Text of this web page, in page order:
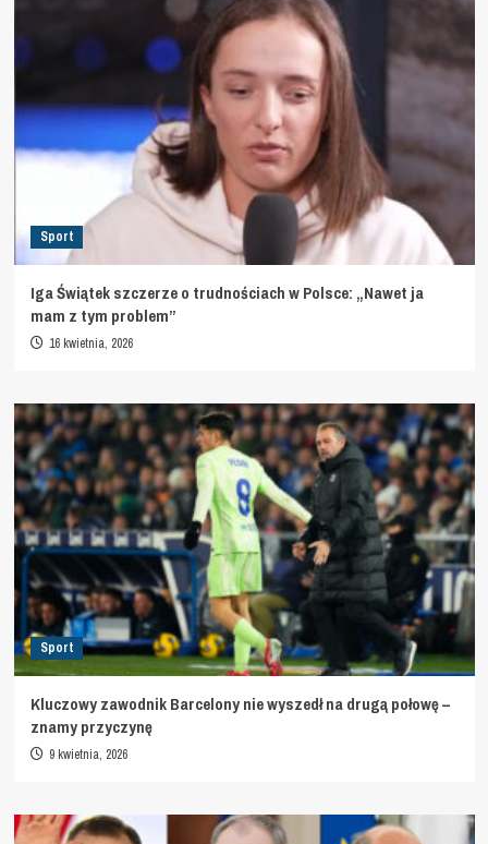
Sport
Iga Świątek szczerze o trudnościach w Polsce: „Nawet ja
mam z tym problem”
16 kwietnia, 2026
Sport
Kluczowy zawodnik Barcelony nie wyszedł na drugą połowę –
znamy przyczynę
9 kwietnia, 2026